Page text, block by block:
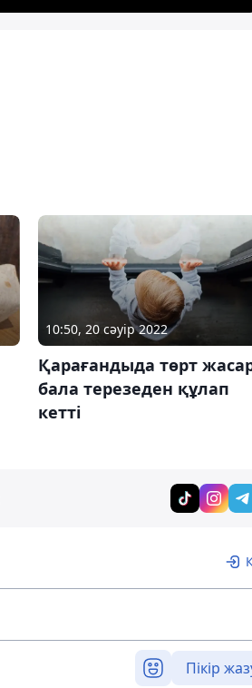
10:50, 20 сәуір 2022
Қарағандыда төрт
бала терезеден құлап
кетті
Пікір